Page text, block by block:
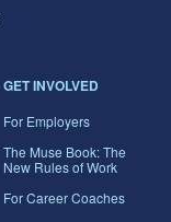
GET INVOLVED
For Employers
The Muse Book: The
New Rules of Work
For Career Coaches